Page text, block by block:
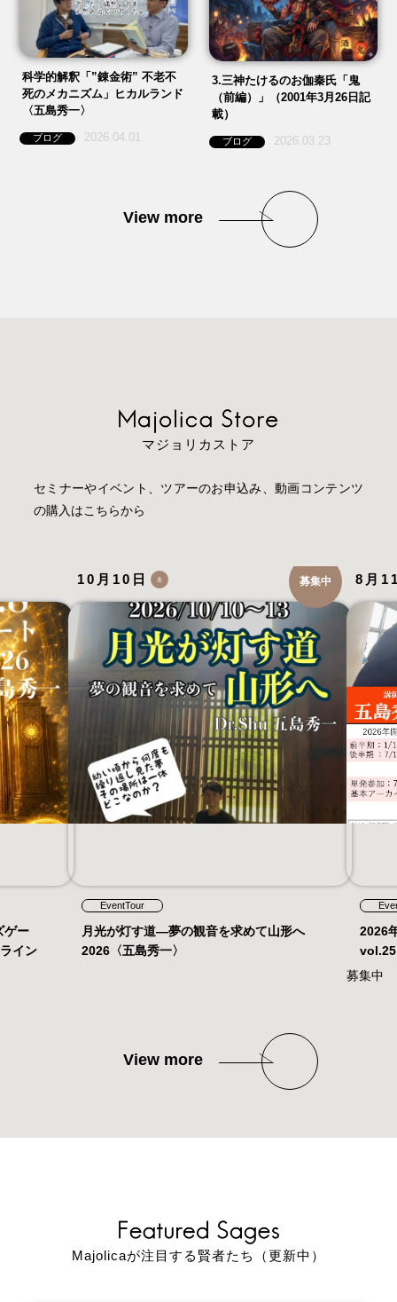
科学的解釈「”錬金術” 不老不
死のメカニズム」ヒカルランド
〈五島秀一〉
ブログ 2026.04.01
3.三神たけるのお伽秦氏「鬼
（前編）」（2001年3月26日記
載）
ブログ 2026.03.23
View more
マジョリカストア
セミナーやイベント、ツアーのお申込み、動画コンテンツ
の購入はこちらから
ゲー
イン
10月10日 土
EventTour
月光が灯す道—夢の観音を求めて山形へ
2026〈五島秀一〉
募集中 8月
2026
vol.25
募集中
View more
Majolicaが注目する賢者たち（更新中）